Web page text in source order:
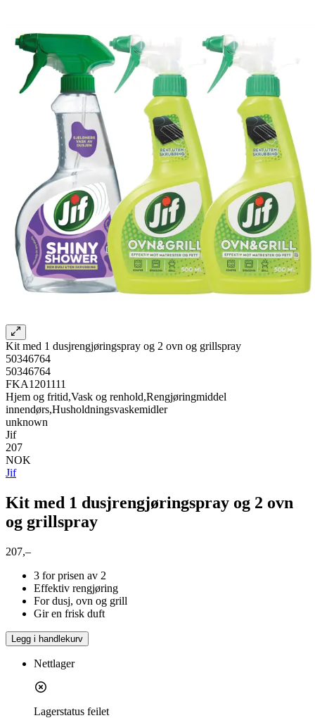
Kit med 1 dusjrengjøringspray og 2 ovn og grillspray
50346764
50346764
FKA1201111
Hjem og fritid,Vask og renhold,Rengjøringmiddel
innendørs,Husholdningsvaskemidler
unknown
Jif
207
NOK
Jif
Kit med 1 dusjrengjøringspray og 2 ovn
og grillspray
207,–
3 for prisen av 2
Effektiv rengjøring
For dusj, ovn og grill
Gir en frisk duft
Legg i handlekurv
Nettlager
Lagerstatus feilet